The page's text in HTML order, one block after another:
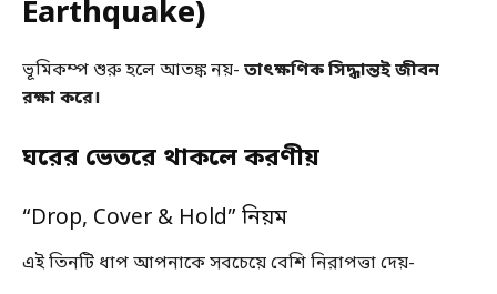
Earthquake)
ভূমিকম্প শুরু হলে আতঙ্ক নয়- তাৎক্ষণিক সিদ্ধান্তই জীবন
রক্ষা করে।
ঘরের ভেতরে থাকলে করণীয়
“Drop, Cover & Hold” নিয়ম
এই তিনটি ধাপ আপনাকে সবচেয়ে বেশি নিরাপত্তা দেয়-